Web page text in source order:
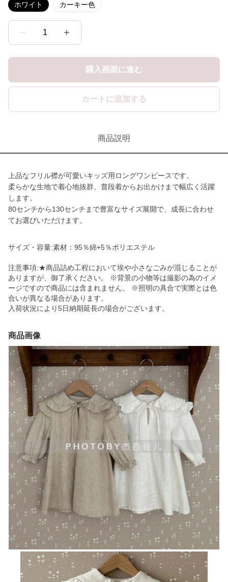
ホワイト カーキー色
1
購入画面に進む
カートに追加する
商品説明
上品なフリル襟が可愛いキッズ用ロングワンピースです。
柔らかな生地で着心地抜群、普段着からお出かけまで幅広く活躍
します。
80センチから130センチまで豊富なサイズ展開で、成長に合わせ
てお選びいただけます。
サイズ・容量:素材：95％綿+5％ポリエステル
注意事項:★商品詰め工程において埃や小さなごみが混じることが
ありますが、御了承ください。 ※背景の小物等は撮影の為のイメ
ージですので商品には含まれません。 ※照明の具合で実際とは色
合いが異なる場合があります。
入荷状況により5日納期延長の場合がございます。
商品画像